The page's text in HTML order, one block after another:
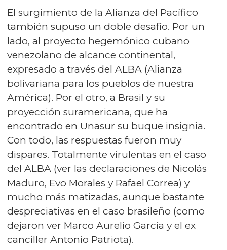
El surgimiento de la Alianza del Pacífico
también supuso un doble desafío. Por un
lado, al proyecto hegemónico cubano
venezolano de alcance continental,
expresado a través del ALBA (Alianza
bolivariana para los pueblos de nuestra
América). Por el otro, a Brasil y su
proyección suramericana, que ha
encontrado en Unasur su buque insignia.
Con todo, las respuestas fueron muy
dispares. Totalmente virulentas en el caso
del ALBA (ver las declaraciones de Nicolás
Maduro, Evo Morales y Rafael Correa) y
mucho más matizadas, aunque bastante
despreciativas en el caso brasileño (como
dejaron ver Marco Aurelio García y el ex
canciller Antonio Patriota).